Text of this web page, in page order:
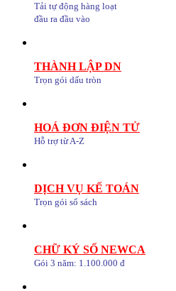
Tải tự động hàng loạt
đầu ra đầu vào
THÀNH LẬP DN
Trọn gói dấu tròn
HOÁ ĐƠN ĐIỆN TỬ
Hỗ trợ từ A-Z
DỊCH VỤ KẾ TOÁN
Trọn gói sổ sách
CHỮ KÝ SỐ NEWCA
Gói 3 năm: 1.100.000 đ